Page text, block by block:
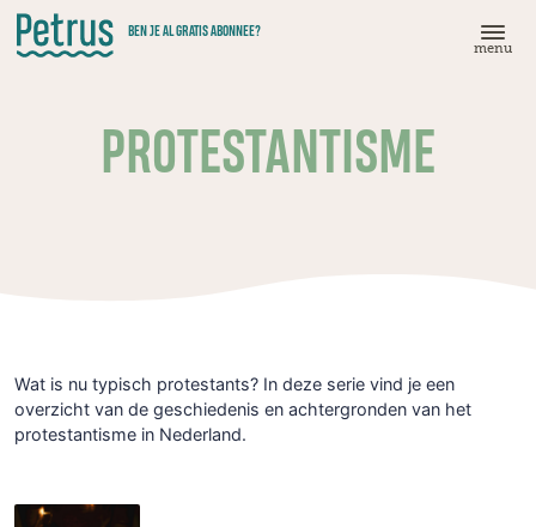
Doorgaan
naar
hoofdinhoud
BEN JE AL GRATIS ABONNEE?
menu
PROTESTANTISME
Wat is nu typisch protestants? In deze serie vind je een
overzicht van de geschiedenis en achtergronden van het
protestantisme in Nederland.